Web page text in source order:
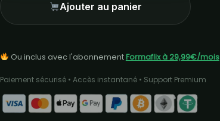
Ajouter au panier
Ou inclus avec l'abonnementFormaflix à 29,99€/mois
Paiement sécurisé • Accès instantané • Support Premium